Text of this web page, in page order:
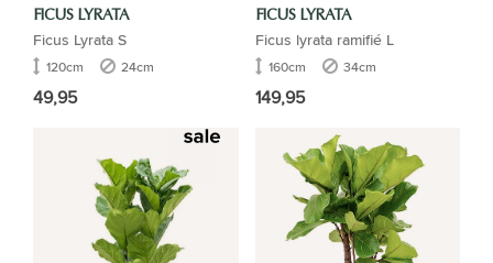
FICUS LYRATA
Ficus Lyrata S
120cm 24cm
49,95
FICUS LYRATA
Ficus lyrata ramifié L
160cm 34cm
149,95